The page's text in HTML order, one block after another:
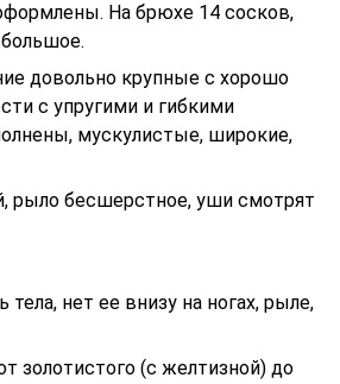
На брюхе 14 сосков,
довольно крупные с хорошо
с упругими и гибкими
мускулистые, широкие,
рыло бесшерстное, уши смотрят
нет ее внизу на ногах, рыле,
золотистого (с желтизной) до